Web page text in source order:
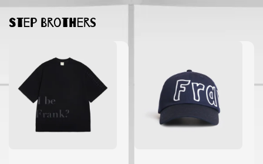
Step Brothers